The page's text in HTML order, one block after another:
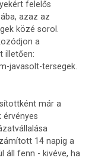
felelős
azaz az
közé sorol.
a
illetően:
javasolt-tersegek.
már a
14 napig a
áll fenn - kivéve, ha